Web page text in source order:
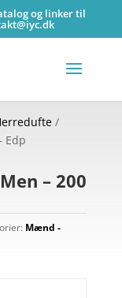
og linker til
/
Edp
– 200
Mænd -